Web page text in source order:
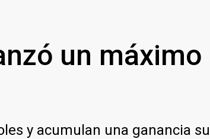
un
y acumulan una ganancia